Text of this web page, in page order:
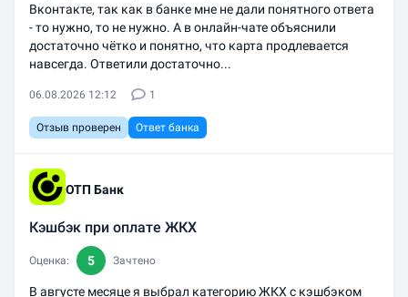
Вконтакте, так как в банке мне не дали понятного ответа
- то нужно, то не нужно. А в онлайн-чате объяснили
достаточно чётко и понятно, что карта продлевается
навсегда. Ответили достаточно...
06.08.2026 12:12 1
Отзыв проверен Ответ банка
Кэшбэк при оплате ЖКХ
ОТП Банк
Оценка: 5 Зачтено
В августе месяце я выбрал категорию ЖКХ с кэшбэком